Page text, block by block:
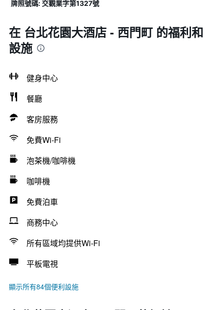
牌照號碼: 交觀業字第1327號
在 台北花園大酒店 - 西門町 的福利和
設施
健身中心
餐廳
客房服務
免費Wi-Fi
泡茶機/咖啡機
咖啡機
免費泊車
商務中心
所有區域均提供Wi-Fi
平板電視
顯示所有84個便利設施